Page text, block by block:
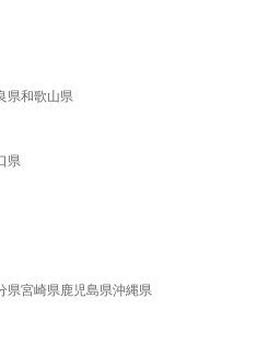
県和歌山県
県
県宮崎県鹿児島県沖縄県